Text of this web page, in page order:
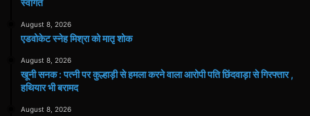
August 8, 2026
एडवोकेट स्नेह मिश्रा को मातृ शोक
August 8, 2026
खूनी सनक : पत्नी पर कुल्हाड़ी से हमला करने वाला आरोपी पति छिंदवाड़ा से गिरफ्तार ,
हथियार भी बरामद
August 8, 2026